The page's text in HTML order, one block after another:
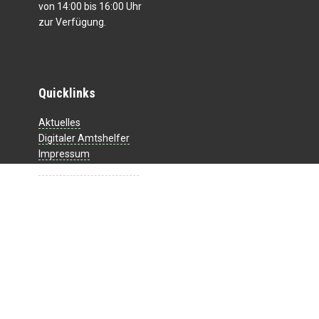
von 14:00 bis 16:00 Uhr
zur Verfügung.
Quicklinks
Aktuelles
Digitaler Amtshelfer
Impressum